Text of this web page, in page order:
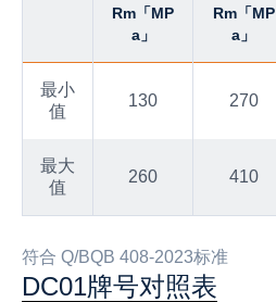
Rm「MP
a」
Rm「MP
a」
最小
值
130 270
最大
值
260 410
符合 Q/BQB 408-2023标准
DC01牌号对照表